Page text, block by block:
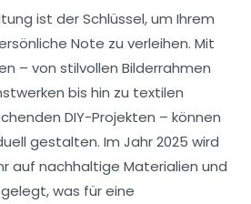
ist der Schlüssel, um Ihrem
Note zu verleihen. Mit
– von stilvollen Bilderrahmen
bis hin zu textilen
DIY-Projekten – können
gestalten. Im Jahr 2025 wird
auf nachhaltige Materialien und
gelegt, was für eine